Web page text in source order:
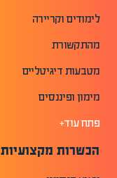
לימודים וקריירה
מהתקשורת
מטבעות דיגיטליים
מימון ופיננסים
פתח עוד+
הכשרות מקצועיות